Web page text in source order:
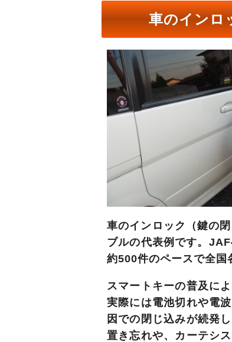
車のインロッ
車のインロック（鍵の
ブルの代表例です。
約500件のペースで全国
スマートキーの普及に
実際には電池切れや電
因での閉じ込みが続発
置き忘れや、カーテシ